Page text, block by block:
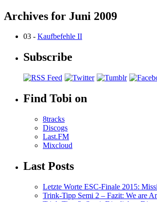
Archives for Juni 2009
03 - Kaufbefehle II
Subscribe
Find Tobi on
8tracks
Discogs
Last.FM
Mixcloud
Last Posts
Letzte Worte ESC-Finale 2015:
Trink-Tipp Semi 2 – Fazit: We are